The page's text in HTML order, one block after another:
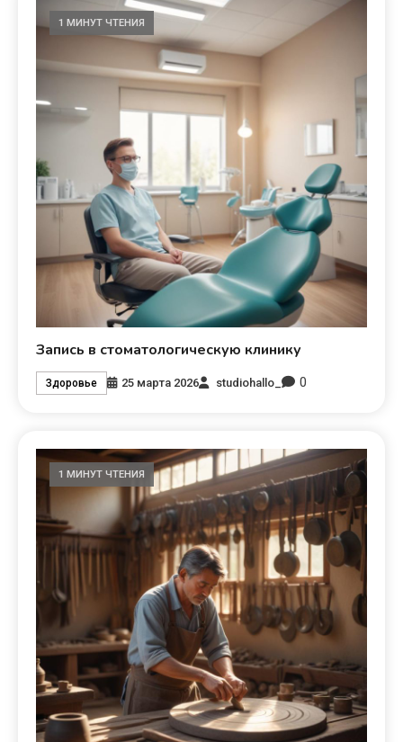
1 МИНУТ ЧТЕНИЯ
Запись в стоматологическую клинику
Здоровье 25 марта 2026 studiohallo_ 0
1 МИНУТ ЧТЕНИЯ